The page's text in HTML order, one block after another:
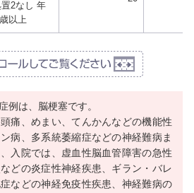
置2なし 年
以上
例は、脳梗塞です。
痛、めまい、てんかんなどの機能性
病、多系統萎縮症などの神経難病ま
入院では、虚血性脳血管障害の急性
どの炎症性神経疾患、ギラン・バレ
などの神経免疫性疾患、神経難病の